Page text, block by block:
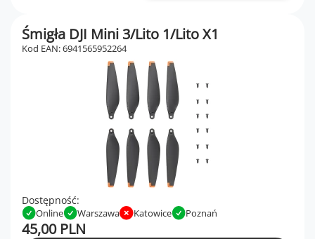
Śmigła DJI Mini 3/Lito 1/Lito X1
Kod EAN: 6941565952264
Dostępność:
Online Warszawa Katowice Poznań
45,00 PLN